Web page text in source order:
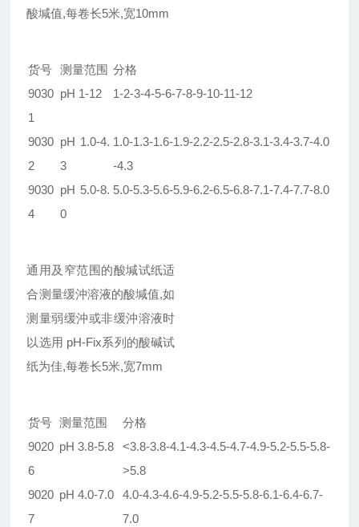
酸堿值,每卷长5米,宽10mm
货号 测量范围 分格
9030
1
pH 1-12 1-2-3-4-5-6-7-8-9-10-11-12
9030
2
pH 1.0-4.
3
1.0-1.3-1.6-1.9-2.2-2.5-2.8-3.1-3.4-3.7-4.0
-4.3
9030
4
pH 5.0-8.
0
5.0-5.3-5.6-5.9-6.2-6.5-6.8-7.1-7.4-7.7-8.0
通用及窄范围的酸堿试纸适
合测量缓沖溶液的酸堿值,如
测量弱缓沖或非缓沖溶液时
以选用 pH-Fix系列的酸碱试
纸为佳,每卷长5米,宽7mm
货号 测量范围
分格
9020
6
pH 3.8-5.8
<3.8-3.8-4.1-4.3-4.5-4.7-4.9-5.2-5.5-5.8-
>5.8
9020
7
pH 4.0-7.0
4.0-4.3-4.6-4.9-5.2-5.5-5.8-6.1-6.4-6.7-
7.0